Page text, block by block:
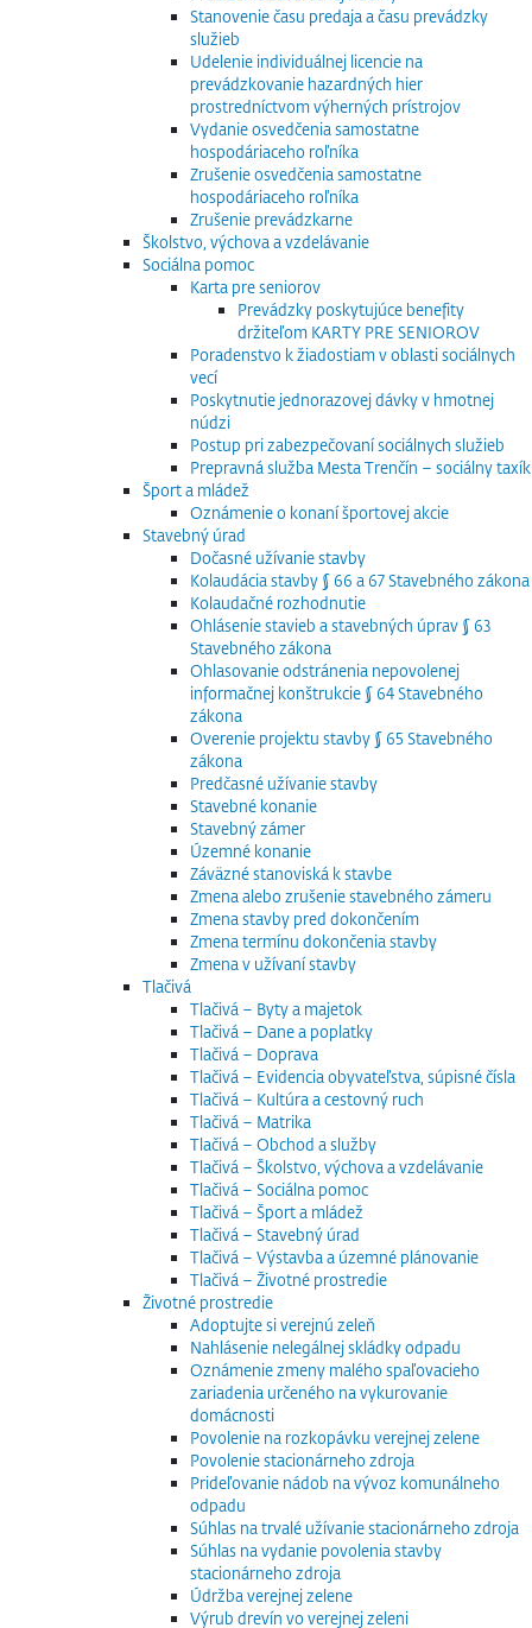
Stanovenie času predaja a času prevádzky
služieb
Udelenie individuálnej licencie na
prevádzkovanie hazardných hier
prostredníctvom výherných prístrojov
Vydanie osvedčenia samostatne
hospodáriaceho roľníka
Zrušenie osvedčenia samostatne
hospodáriaceho roľníka
Zrušenie prevádzkarne
Školstvo, výchova a vzdelávanie
Sociálna pomoc
Karta pre seniorov
Prevádzky poskytujúce benefity
držiteľom KARTY PRE SENIOROV
Poradenstvo k žiadostiam v oblasti sociálnych
vecí
Poskytnutie jednorazovej dávky v hmotnej
núdzi
Postup pri zabezpečovaní sociálnych služieb
Prepravná služba Mesta Trenčín – sociálny taxík
Šport a mládež
Oznámenie o konaní športovej akcie
Stavebný úrad
Dočasné užívanie stavby
Kolaudácia stavby § 66 a 67 Stavebného zákona
Kolaudačné rozhodnutie
Ohlásenie stavieb a stavebných úprav § 63
Stavebného zákona
Ohlasovanie odstránenia nepovolenej
informačnej konštrukcie § 64 Stavebného
zákona
Overenie projektu stavby § 65 Stavebného
zákona
Predčasné užívanie stavby
Stavebné konanie
Stavebný zámer
Územné konanie
Záväzné stanoviská k stavbe
Zmena alebo zrušenie stavebného zámeru
Zmena stavby pred dokončením
Zmena termínu dokončenia stavby
Zmena v užívaní stavby
Tlačivá
Tlačivá – Byty a majetok
Tlačivá – Dane a poplatky
Tlačivá – Doprava
Tlačivá – Evidencia obyvateľstva, súpisné čísla
Tlačivá – Kultúra a cestovný ruch
Tlačivá – Matrika
Tlačivá – Obchod a služby
Tlačivá – Školstvo, výchova a vzdelávanie
Tlačivá – Sociálna pomoc
Tlačivá – Šport a mládež
Tlačivá – Stavebný úrad
Tlačivá – Výstavba a územné plánovanie
Tlačivá – Životné prostredie
Životné prostredie
Adoptujte si verejnú zeleň
Nahlásenie nelegálnej skládky odpadu
Oznámenie zmeny malého spaľovacieho
zariadenia určeného na vykurovanie
domácnosti
Povolenie na rozkopávku verejnej zelene
Povolenie stacionárneho zdroja
Prideľovanie nádob na vývoz komunálneho
odpadu
Súhlas na trvalé užívanie stacionárneho zdroja
Súhlas na vydanie povolenia stavby
stacionárneho zdroja
Údržba verejnej zelene
Výrub drevín vo verejnej zeleni